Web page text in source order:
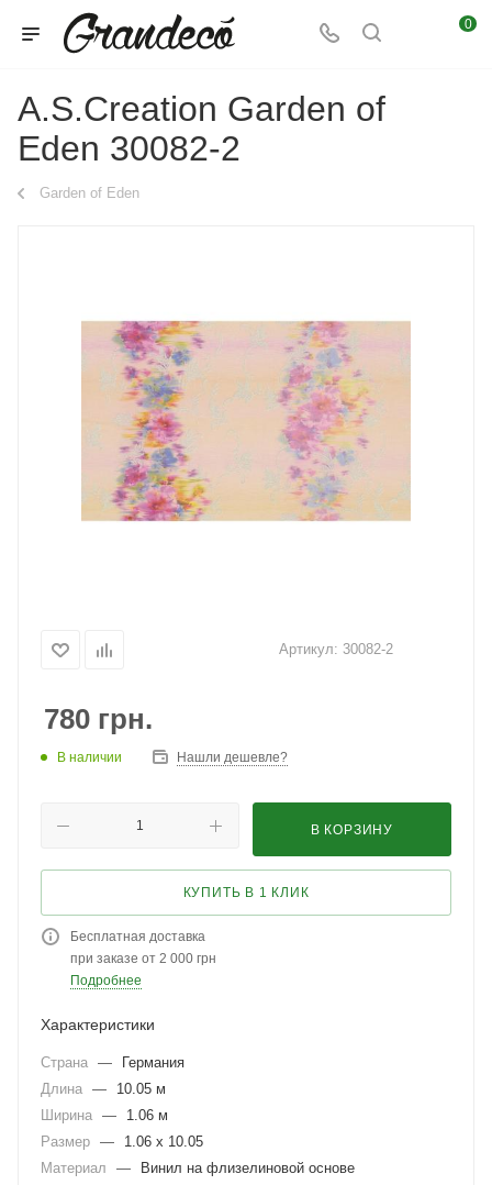
0
A.S.Creation Garden of
Eden 30082-2
Garden of Eden
Артикул: 30082-2
780 грн.
В наличии Нашли дешевле?
В КОРЗИНУ
КУПИТЬ В 1 КЛИК
Бесплатная доставка
при заказе от 2 000 грн
Подробнее
Характеристики
Страна —
Германия
Длина —
10.05 м
Ширина —
1.06 м
Размер —
1.06 x 10.05
Материал
—
Винил на флизелиновой основе